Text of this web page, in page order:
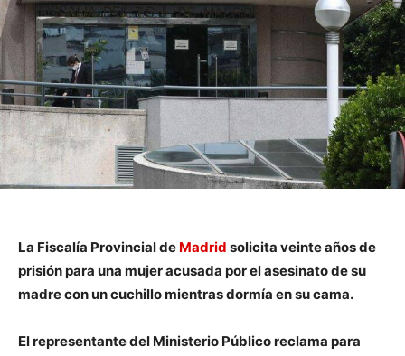
La Fiscalía Provincial de Madrid solicita veinte años de
prisión para una mujer acusada por el asesinato de su
madre con un cuchillo mientras dormía en su cama.
El representante del Ministerio Público reclama para